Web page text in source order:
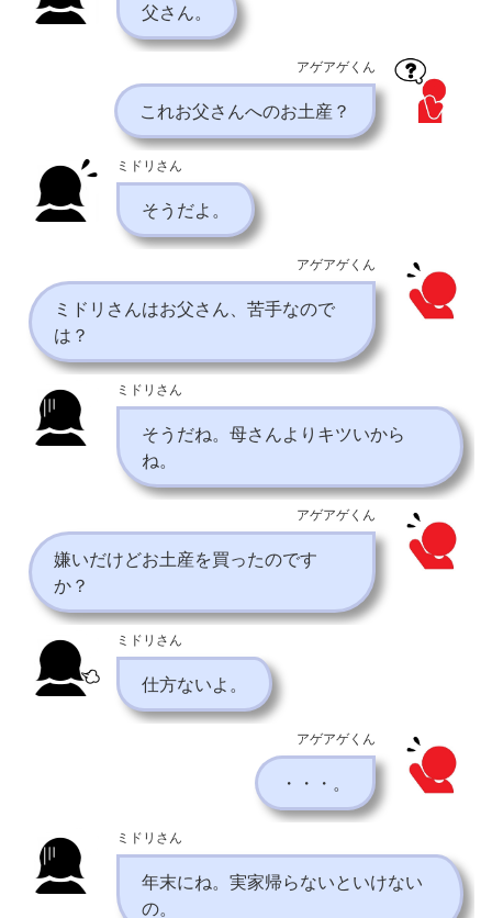
父さん。
アゲアゲくん
これお父さんへのお土産？
ミドリさん
そうだよ。
アゲアゲくん
ミドリさんはお父さん、苦手なので
は？
ミドリさん
そうだね。母さんよりキツいから
ね。
アゲアゲくん
嫌いだけどお土産を買ったのです
か？
ミドリさん
仕方ないよ。
アゲアゲくん
・・・。
ミドリさん
年末にね。実家帰らないといけない
の。